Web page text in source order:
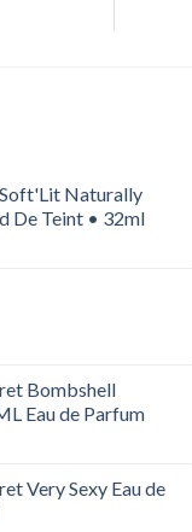
Naturally
De Teint • 32ml
Bombshell
Eau de Parfum
Very Sexy Eau de